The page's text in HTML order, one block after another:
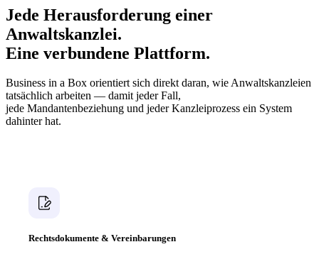
Jede Herausforderung einer
Anwaltskanzlei.
Eine verbundene Plattform.
Business in a Box orientiert sich direkt daran, wie Anwaltskanzleien
tatsächlich arbeiten — damit jeder Fall,
jede Mandantenbeziehung und jeder Kanzleiprozess ein System
dahinter hat.
Rechtsdokumente & Vereinbarungen